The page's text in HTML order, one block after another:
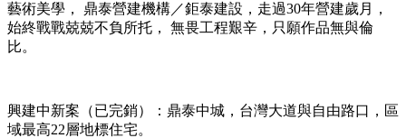
藝術美學，
鼎泰營建機構／鉅泰建設，走過30年營建歲月，
始終戰戰兢兢不負所托，
無畏工程艱辛，只願作品無與倫
比。
興建中新案（已完銷）：鼎泰中城，台灣大道與自由路口，區
域最高22層地標住宅。